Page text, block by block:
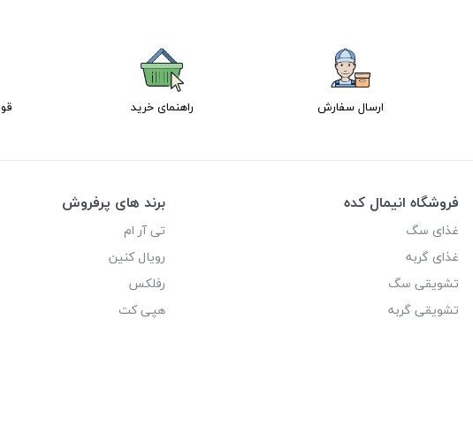
ارسال سفارش راهنمای خرید
فروشگاه انیمال کده
غذای سگ
غذای گربه
تشویقی سگ
تشویقی گربه
برند های پرفروش
تی آر ام
رویال کنین
رفلکس
هپی کت